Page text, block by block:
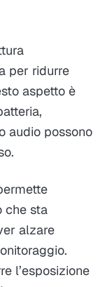
per ridurre
aspetto è
audio possono
che sta
alzare
l’esposizione